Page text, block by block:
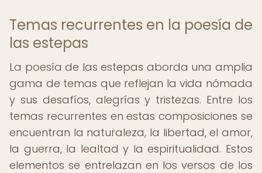
Temas recurrentes en la poesía de
las estepas
La poesía de las estepas aborda una amplia
gama de temas que reflejan la vida nómada
y sus desafíos, alegrías y tristezas. Entre los
temas recurrentes en estas composiciones se
encuentran la naturaleza, la libertad, el amor,
la guerra, la lealtad y la espiritualidad. Estos
elementos se entrelazan en los versos de los